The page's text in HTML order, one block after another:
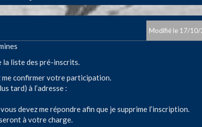
17/10/
la liste des pré-inscrits.
confirmer votre participation.
tard) à l’adresse :
devez me répondre afin que je supprime l’inscription.
à votre charge.